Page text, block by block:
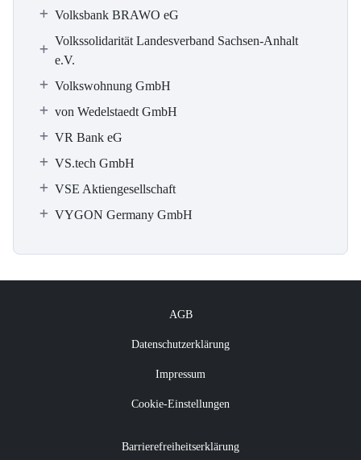
Volksbank BRAWO eG
Volkssolidarität Landesverband Sachsen-Anhalt
e.V.
Volkswohnung GmbH
von Wedelstaedt GmbH
VR Bank eG
VS.tech GmbH
VSE Aktiengesellschaft
VYGON Germany GmbH
AGB
Datenschutzerklärung
Impressum
Cookie-Einstellungen
Barrierefreiheitserklärung